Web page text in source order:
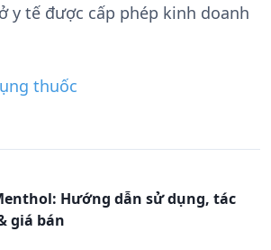
y tế được cấp phép kinh doanh
thuốc
Hướng dẫn sử dụng, tác
giá bán